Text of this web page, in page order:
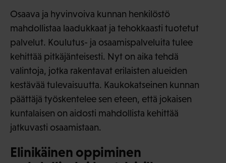
Osaava ja hyvinvoiva kunnan henkilöstö
mahdollistaa laadukkaat ja tehokkaasti tuotetut
palvelut. Koulutus- ja osaamispalveluita tulee
kehittää pitkäjänteisesti. Nyt on aika tehdä
valintoja, jotka rakentavat erilaisten alueiden
kestävää tulevaisuutta. Kaukokatseinen kunnan
päättäjä työskentelee sen eteen, että jokaisen
kuntalaisen on aidosti mahdollista kehittää
jatkuvasti osaamistaan.
Elinikäinen oppiminen